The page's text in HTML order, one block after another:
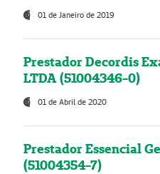
01 de Janeiro de 2019
Prestador Decordis
LTDA (51004346-0)
01 de Abril de 2020
Prestador Essencial
(51004354-7)